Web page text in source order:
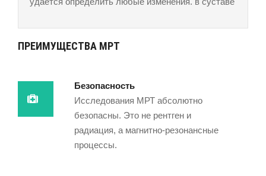
ПРЕИМУЩЕСТВА МРТ
Безопасность
Исследования МРТ абсолютно
безопасны. Это не рентген и
радиация, а магнитно-резонансные
процессы.